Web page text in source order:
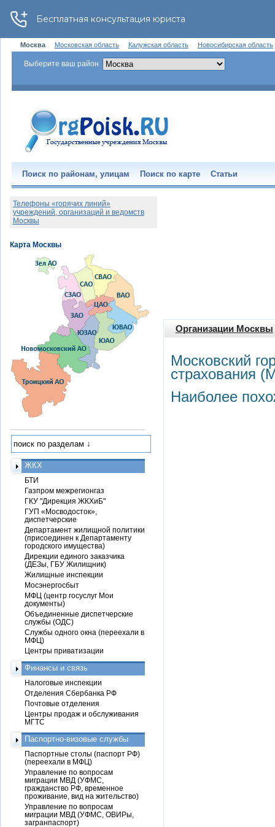
Москва Московская область Калужская область Новосибирская область
Выберите ваш район:
Поиск по районам, улицам Поиск по карте Статьи
Организации Москвы
Московский
страхования
Наиболее
Телефоны «горячих линий»
учреждений, организаций и ведомств
Москвы
ЖКХ
БТИ
Газпром межрегионгаз
ГКУ "Дирекция ЖКХиБ"
ГУП «Мосводосток»,
диспетчерские
Департамент жилищной политики
(присоединен к Департаменту
городского имущества)
Дирекции единого заказчика
(ДЕЗы, ГБУ Жилищник)
Жилищные инспекции
Мосэнергосбыт
МФЦ (центр госуслуг Мои
документы)
Объединенные диспетчерские
службы (ОДС)
Службы одного окна (переехали в
МФЦ)
Центры приватизации
Финансы и связь
Налоговые инспекции
Отделения Сбербанка РФ
Почтовые отделения
Центры продаж и обслуживания
МГТС
Паспортно-визовые службы
Паспортные столы (паспорт РФ)
(переехали в МФЦ)
Управление по вопросам
миграции МВД (УФМС,
гражданство РФ, временное
проживание, вид на жительство)
Управление по вопросам
миграции МВД (УФМС, ОВИРы,
загранпаспорт)